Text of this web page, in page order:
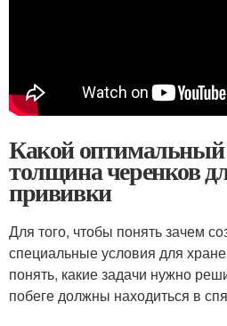
Какой оптимальный
толщина черенков
прививки
Для того, чтобы понять зачем
специальные условия для
понять, какие задачи нужно
побеге должны находиться в